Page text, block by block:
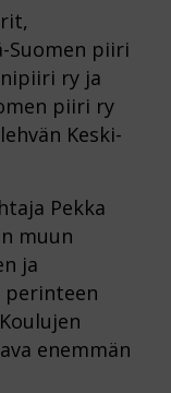
Suomen piiri
ry ja
piiri ry
Keski-
Pekka
muun
ja
enemmän